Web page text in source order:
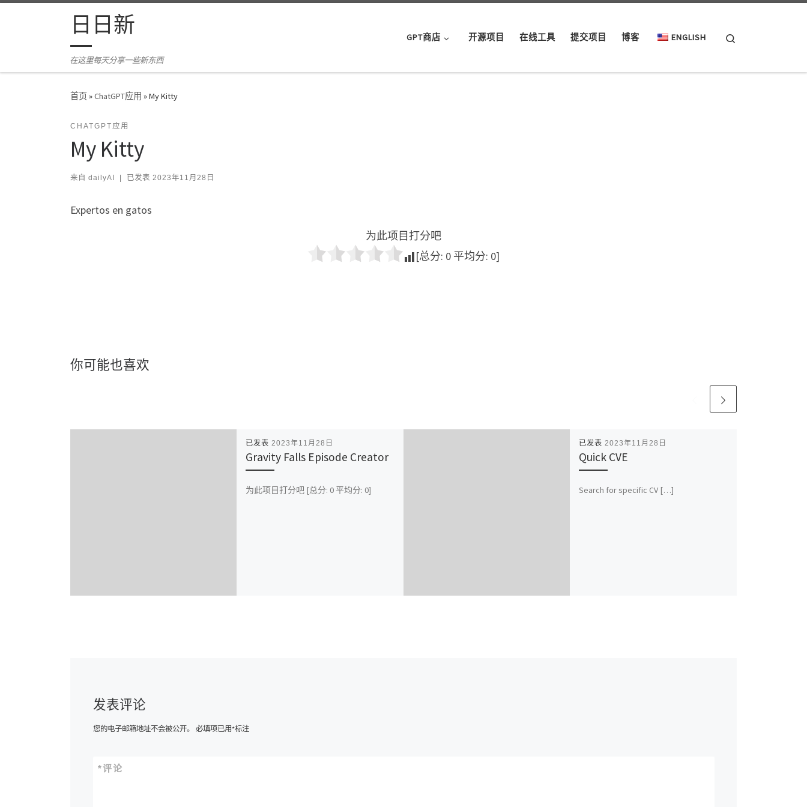
Skip to content日日新
在这里每天分享一些新东西
GPT商店 开源项目 在线工具 提交项目 博客 ENGLISH
首页»ChatGPT应用 »My Kitty
CHATGPT应用
My Kitty
来自 dailyAI 已发表 2023年11月28日
Expertos en gatos
为此项目打分吧
[总分: 0 平均分: 0]
你可能也喜欢
已发表 2023年11月28日
Gravity Falls Episode Creator
为此项目打分吧 [总分: 0 平均分: 0]
已发表 2023年11月28日
Quick CVE
Search for specific CV […]
发表评论
您的电子邮箱地址不会被公开。 必填项已用*标注
评论
*